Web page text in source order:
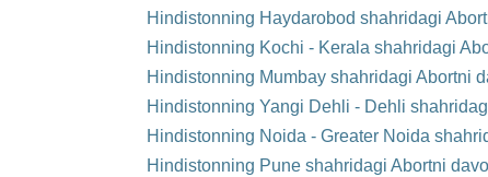
Hindistonning Haydarobod shahridagi
Hindistonning Kochi - Kerala shahridagi
Hindistonning Mumbay shahridagi Abortni
Hindistonning Yangi Dehli - Dehli
Hindistonning Noida - Greater Noida
Hindistonning Pune shahridagi Abortni